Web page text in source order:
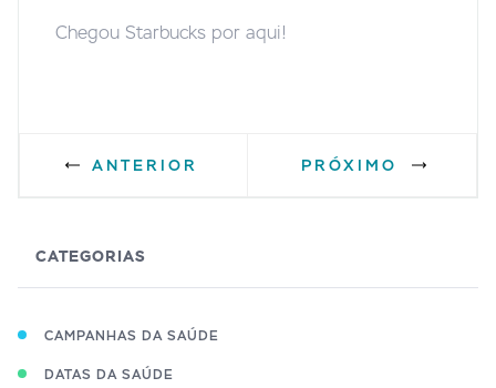
Chegou Starbucks por aqui!
ANTERIOR PRÓXIMO
CATEGORIAS
CAMPANHAS DA SAÚDE
DATAS DA SAÚDE